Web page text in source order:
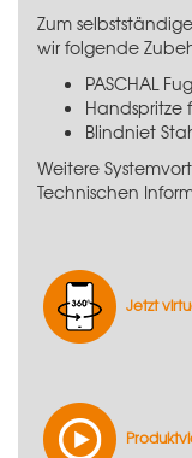
Zum
wir folgende
PASCHAL
Handspritze
Blindniet
Weitere
Technischen
Jetzt